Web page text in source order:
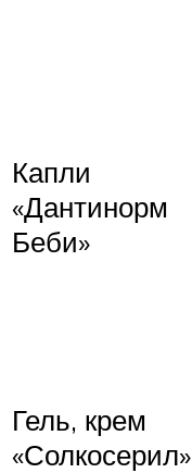
Капли
«Дантинорм
Беби»
Гель, крем
«Солкосерил»